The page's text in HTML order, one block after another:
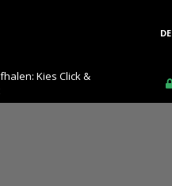
DE
Kies Click &